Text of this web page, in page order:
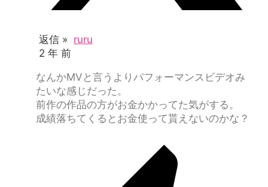
返信 » ruru
2 年 前
なんかMVと言うよりパフォーマンスビデオみ
たいな感じだった。
前作の作品の方がお金かかってた気がする。
成績落ちてくるとお金使って貰えないのかな？